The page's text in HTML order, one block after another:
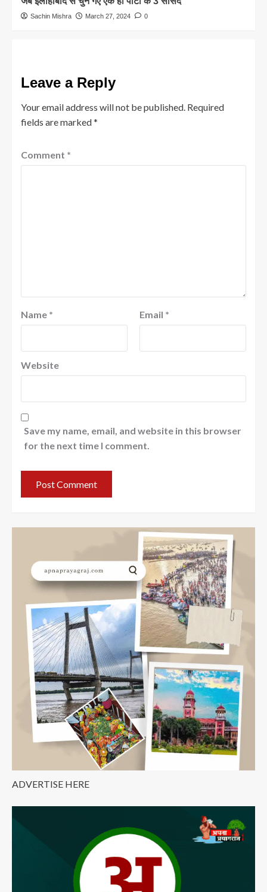
Sachin Mishra March 27, 2024 0
Leave a Reply
Your email address will not be published. Required
fields are marked*
Comment *
Name * Email *
Website
Save my name, email, and website in this browser
for the next time I comment.
ADVERTISE HERE